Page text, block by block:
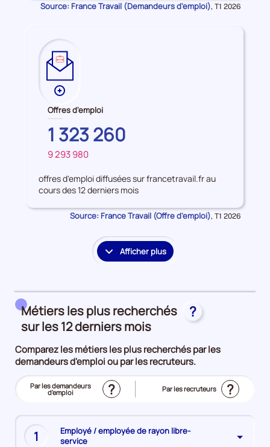
Source: France Travail (Demandeurs d'emploi), Données
T1 2026
Plus
de
données
sur
les
Offres
Offres d'emploi
AUVERGNE-
RHONE-
ALPES
1 323 260
FRANCE
9 293 980
offres d'emploi diffusées sur francetravail.fr au
cours des 12 derniers mois
Source: France Travail (Offre d'emploi), Données
T1 2026
Afficher plus
le
et
accès
l'emploi
Métiers les plus recherchés
sur les 12 derniers mois
?
Comparez les métiers les plus recherchés par les
demandeurs d'emploi ou par les recruteurs.
Trier
plus
recherchés
Par les demandeurs
d'emploi
(Affichage ? Trier
métiers
plus
recherchés
Par les recruteurs ?
1
Employé / employée de rayon libre-
service